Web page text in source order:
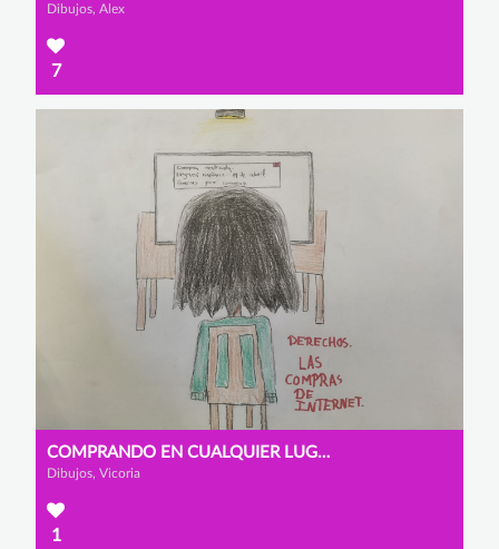
Dibujos, Alex
7
COMPRANDO EN CUALQUIER LUGAR DEL MUNDO
Dibujos, Vicoria
1